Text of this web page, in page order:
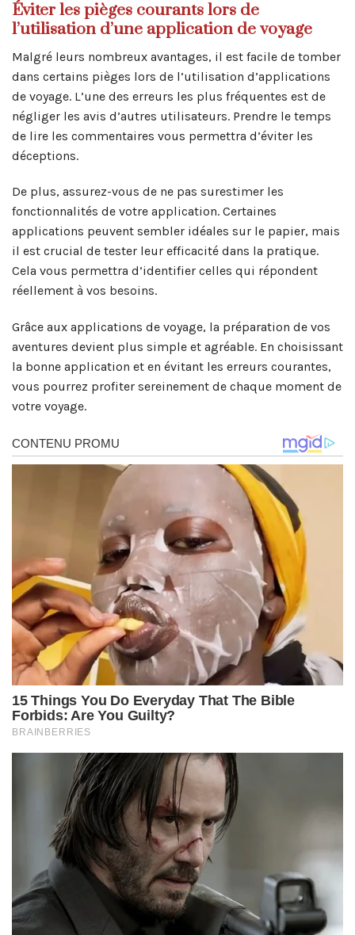
Éviter les pièges courants lors de
l’utilisation d’une application de voyage
Malgré leurs nombreux avantages, il est facile de tomber
dans certains pièges lors de l’utilisation d’applications
de voyage. L’une des erreurs les plus fréquentes est de
négliger les avis d’autres utilisateurs. Prendre le temps
de lire les commentaires vous permettra d’éviter les
déceptions.
De plus, assurez-vous de ne pas surestimer les
fonctionnalités de votre application. Certaines
applications peuvent sembler idéales sur le papier, mais
il est crucial de tester leur efficacité dans la pratique.
Cela vous permettra d’identifier celles qui répondent
réellement à vos besoins.
Grâce aux applications de voyage, la préparation de vos
aventures devient plus simple et agréable. En choisissant
la bonne application et en évitant les erreurs courantes,
vous pourrez profiter sereinement de chaque moment de
votre voyage.